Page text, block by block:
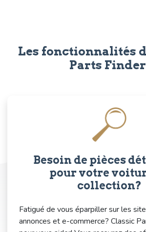
Les fonctionnalités
Parts
Besoin de pièces
pour votre
collection?
Fatigué de vous éparpiller sur les
annonces et e-commerce? Classic